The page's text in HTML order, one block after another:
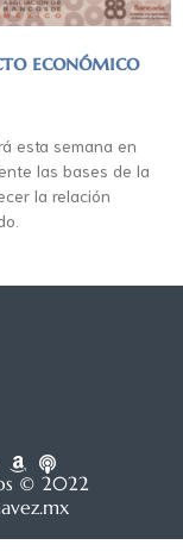
económico
esta semana en
las bases de la
la relación
© 2022